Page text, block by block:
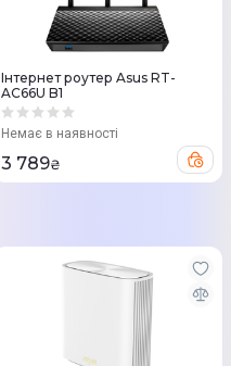
Iнтернет роутер Asus RT-
AC66U B1
Немає в наявності
3 789₴